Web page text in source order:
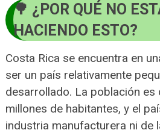
¿POR QUÉ NO
HACIENDO ESTO?
Costa Rica se encuentra en
ser un país relativamente
desarrollado. La población es
millones de habitantes, y el
industria manufacturera ni de